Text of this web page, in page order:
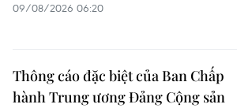
09/08/2026 06:20
Thông cáo đặc biệt của Ban Chấp
hành Trung ương Đảng Cộng sản